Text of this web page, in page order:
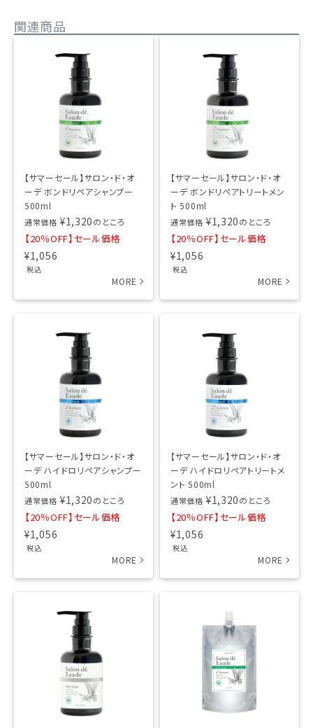
関連商品
【サマーセール】サロン・ド・オ
ーデ ボンドリペアシャンプー
500ml
通常価格 ¥1,320のところ
【20％OFF】セール価格
¥1,056
税込
【サマーセール】サロン・ド・オ
ーデ ボンドリペアトリートメン
ト 500ml
通常価格 ¥1,320のところ
【20％OFF】セール価格
¥1,056
税込
【サマーセール】サロン・ド・オ
ーデ ハイドロリペアシャンプー
500ml
通常価格 ¥1,320のところ
【20％OFF】セール価格
¥1,056
税込
【サマーセール】サロン・ド・オ
ーデ ハイドロリペアトリートメ
ント 500ml
通常価格 ¥1,320のところ
【20％OFF】セール価格
¥1,056
税込